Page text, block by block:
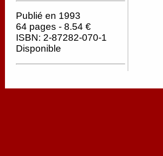
Publié en 1993
64 pages - 8.54 €
ISBN: 2-87282-070-1
Disponible